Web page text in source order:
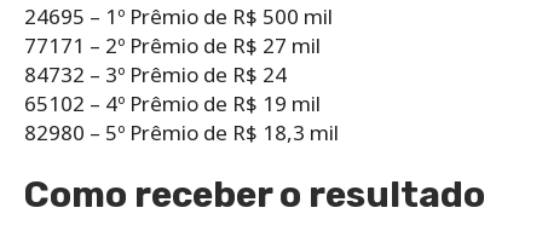
24695 – 1º Prêmio de R$ 500 mil
77171 – 2º Prêmio de R$ 27 mil
84732 – 3º Prêmio de R$ 24
65102 – 4º Prêmio de R$ 19 mil
82980 – 5º Prêmio de R$ 18,3 mil
Como receber o resultado